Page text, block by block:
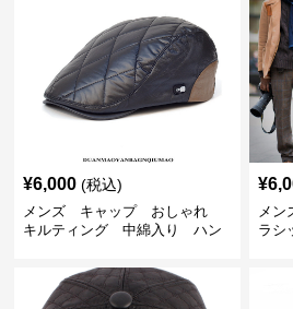
¥6,000 (税込)
メンズ キャップ おしゃれ
キルティング 中綿入り ハン
¥
メ
ラシ